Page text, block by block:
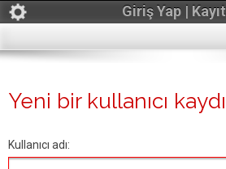
Giriş Yap |
Yeni bir kullanıcı kaydı
Kullanıcı adı: